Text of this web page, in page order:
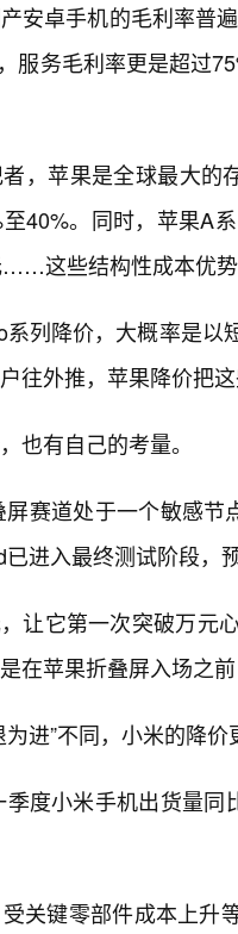
安卓手机的毛利率普
服务毛利率更是超过
，苹果是全球最大
40%。同时，苹果A
这些结构性成本优
列降价，大概率是
往外推，苹果降价把
也有自己的考量。
赛道处于一个敏感
进入最终测试阶段
让它第一次突破万元
在苹果折叠屏入场之
为进”不同，小米的降
度小米手机出货量
关键零部件成本上升